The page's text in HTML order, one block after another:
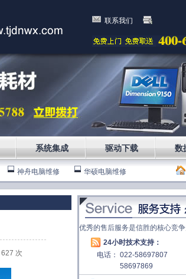
联系我们
系统集成 驱动下载 数
神舟电脑维修
华硕电脑维修
627 次
优秀的售后服务是信胜的核心竞争
24小时技术支持：
电话： 022-58697807
58697869